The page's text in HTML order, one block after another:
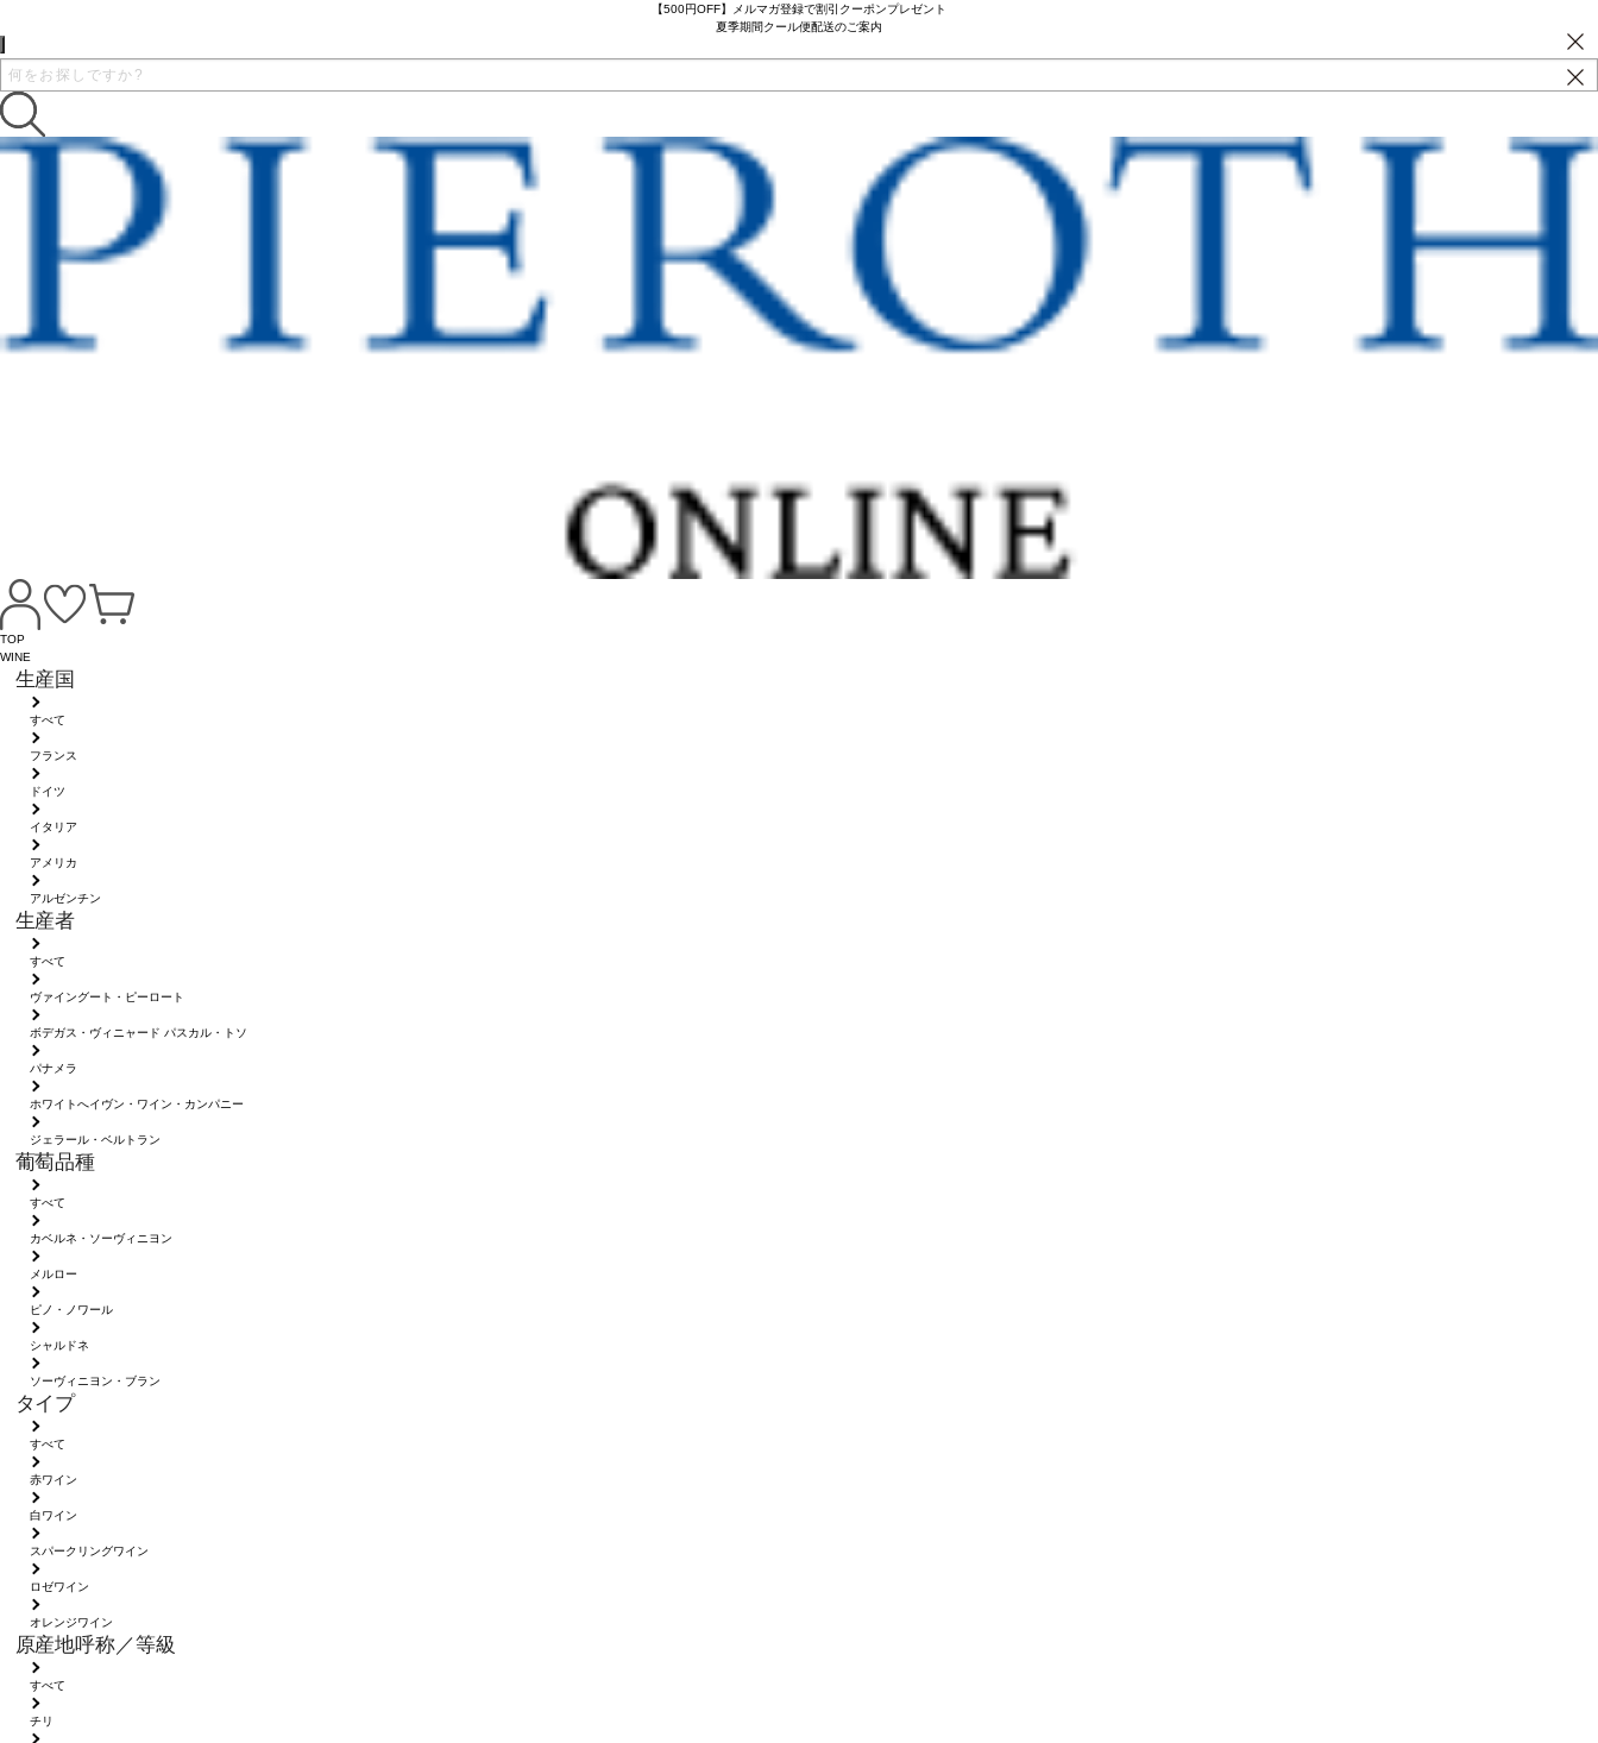
【500円OFF】メルマガ登録で割引クーポンプレゼント
夏季期間クール便配送のご案内
TOP
WINE
生産国
すべて
フランス
ドイツ
イタリア
アメリカ
アルゼンチン
生産者
すべて
ヴァイングート・ピーロート
ボデガス・ヴィニャード パスカル・トソ
パナメラ
ホワイトへイヴン・ワイン・カンパニー
ジェラール・ベルトラン
葡萄品種
すべて
カベルネ・ソーヴィニヨン
メルロー
ピノ・ノワール
シャルドネ
ソーヴィニヨン・ブラン
タイプ
すべて
赤ワイン
白ワイン
スパークリングワイン
ロゼワイン
オレンジワイン
原産地呼称／等級
すべて
チリ